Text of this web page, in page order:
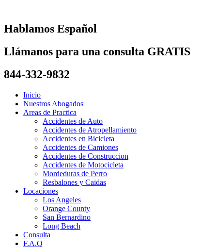
content
Hablamos Español
Llámanos para una consulta GRATIS
844-332-9832
Inicio
Nuestros Abogados
Areas de Practica
Accidentes de Auto
Accidentes de Atropellamiento
Accidentes en Bicicleta
Accidentes de Camiones
Accidentes de Construccion
Accidentes de Motocicleta
Mordeduras de Perro
Resbalones y Caidas
Locaciones
Los Angeles
Orange County
San Bernardino
Long Beach
Consulta
F.A.Q